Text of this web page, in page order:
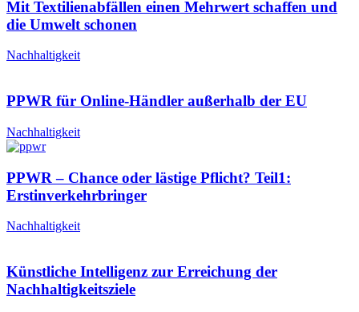
Mit Textilienabfällen einen Mehrwert schaffen und
die Umwelt schonen
Nachhaltigkeit
PPWR für Online-Händler außerhalb der EU
Nachhaltigkeit
PPWR – Chance oder lästige Pflicht? Teil1:
Erstinverkehrbringer
Nachhaltigkeit
Künstliche Intelligenz zur Erreichung der
Nachhaltigkeitsziele